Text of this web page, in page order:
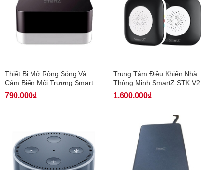
Thiết Bị Mở Rộng Sóng Và
Cảm Biến Môi Trường SmartZ
SRE
790.000₫
Trung Tâm Điều Khiển Nhà
Thông Minh SmartZ STK V2
1.600.000₫